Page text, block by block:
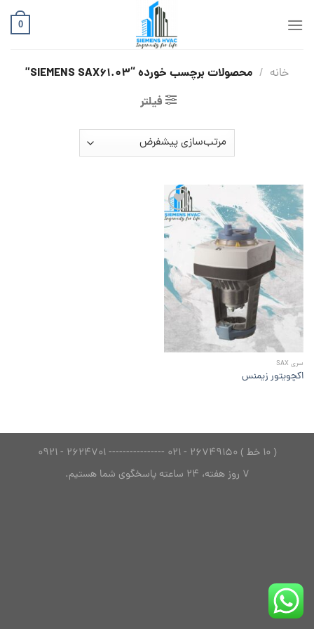
0
خانه / محصولات برچسب خورده “SIEMENS SAX61.03”
فیلتر
افزودن
علاقه
مندی
سری SAX
اکچویتور زیمنس
( 10 خط ) 26749150 - 021 ---------------- 2624701 - 0921
7 روز هفته، 24 ساعته پاسخگوی شما هستیم.